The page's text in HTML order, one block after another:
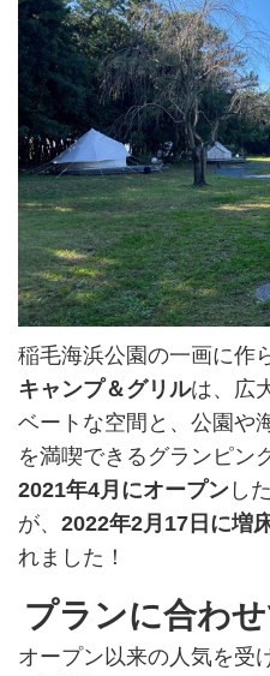
稲毛海浜公園の一画に作
キャンプ＆グリルは、広
ベートな空間と、公園や
を満喫できるグランピン
2021年4月にオープン し
が、 2022年2月17日に増
れました！
プランに合わ
オープン以来の人気を受